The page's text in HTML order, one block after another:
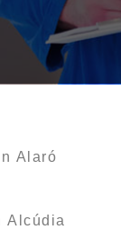
Alaró
Alcúdia